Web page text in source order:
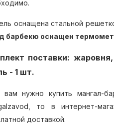
оснащена стальной
барбекю оснащен
поставки:
- 1 шт.
вам нужно купить
то в интернет-
доставкой.